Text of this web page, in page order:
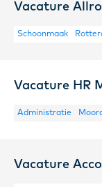
Vacature
Schoonmaak
Vacature HR
Administratie
Vacature